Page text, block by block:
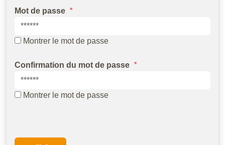
Mot de passe *
Montrer le mot de passe
Confirmation du mot de passe *
Montrer le mot de passe